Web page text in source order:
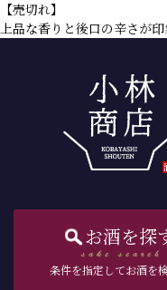
【売切れ】
上品な香りと後口の辛さが
お酒を探
条件を指定してお酒を検